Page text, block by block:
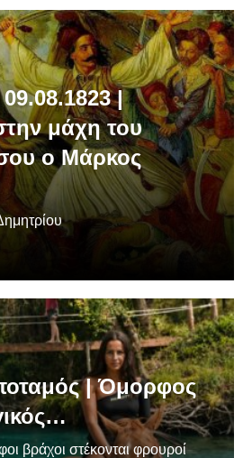
|
μάχη του
ο Μάρκος
| Όμορφος
βράχοι στέκονται φρουροί